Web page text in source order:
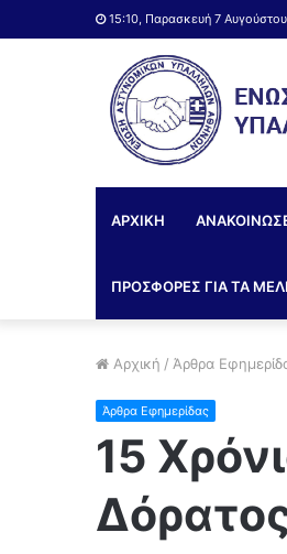
15:10, Παρασκευή 7
ΑΡΧΙΚΗ
ΠΡΟΣΦΟΡΕΣ ΓΙΑ ΤΑ
Αρχική / Άρθρα
Άρθρα Εφημερίδας
15